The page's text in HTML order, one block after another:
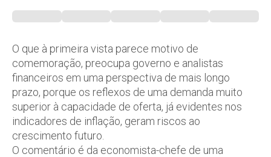
O que à primeira vista parece motivo de
comemoração, preocupa governo e analistas
financeiros em uma perspectiva de mais longo
prazo, porque os reflexos de uma demanda muito
superior à capacidade de oferta, já evidentes nos
indicadores de inflação, geram riscos ao
crescimento futuro.
O comentário é da economista-chefe de uma